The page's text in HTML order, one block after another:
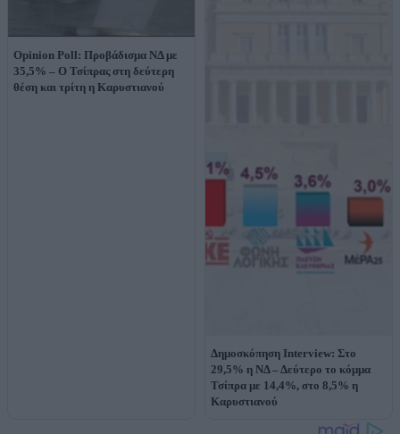
Opinion Poll: Προβάδισμα ΝΔ με
35,5% – Ο Τσίπρας στη δεύτερη
θέση και τρίτη η Καρυστιανού
Δημοσκόπηση Interview: Στο
29,5% η ΝΔ – Δεύτερο το κόμμα
Τσίπρα με 14,4%, στο 8,5% η
Καρυστιανού